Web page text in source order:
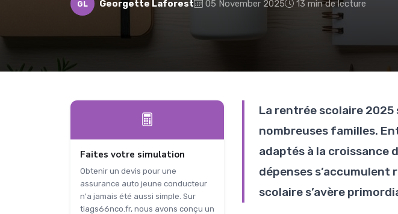
GL Georgette Laforest 05 November 2025 13 min de lecture
Faites votre simulation
Obtenir un devis pour une
assurance auto jeune conducteur
n'a jamais été aussi simple. Sur
tiags66nco.fr, nous avons conçu un
La rentrée scolaire 2025
nombreuses familles.
adaptés à la croissance
dépenses s’accumulent
scolaire s’avère